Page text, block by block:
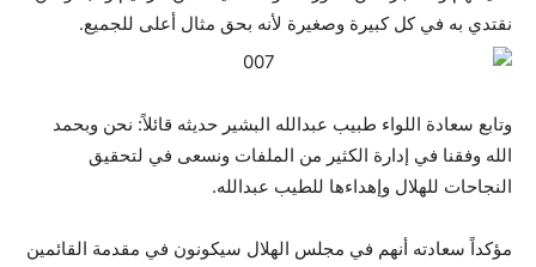
نقتدي به في كل كبيرة وصغيرة لأنه بحق مثال أعلى للجميع.
وتابع سعادة اللواء طبيب عبدالله البشير حديثه قائلاً: نحن وبحمد
الله وفقنا في إدارة الكثير من الملفات ونسعى في لتحقيق
النجاحات للهلال وإهداءها للطيب عبدالله.
مؤكداً سعادته أنهم في مجلس الهلال سيكونون في مقدمة القائمين